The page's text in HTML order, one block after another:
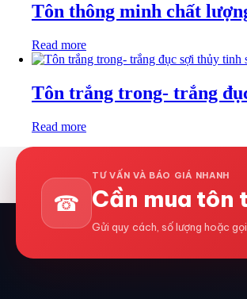
Tôn thông minh chất
Read more
Tôn trắng trong- trắng
Read more
☎
TƯ VẤN VÀ BÁO GIÁ NHANH
Cần mua tôn
Gửi quy cách, số lượng hoặc